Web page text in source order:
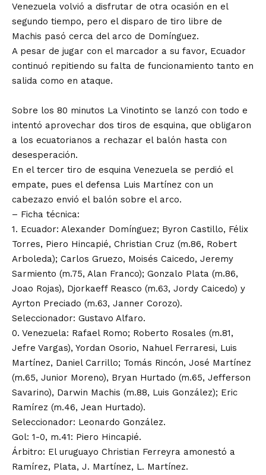
Venezuela volvió a disfrutar de otra ocasión en el
segundo tiempo, pero el disparo de tiro libre de
Machis pasó cerca del arco de Domínguez.
A pesar de jugar con el marcador a su favor, Ecuador
continuó repitiendo su falta de funcionamiento tanto en
salida como en ataque.
Sobre los 80 minutos La Vinotinto se lanzó con todo e
intentó aprovechar dos tiros de esquina, que obligaron
a los ecuatorianos a rechazar el balón hasta con
desesperación.
En el tercer tiro de esquina Venezuela se perdió el
empate, pues el defensa Luis Martínez con un
cabezazo envió el balón sobre el arco.
– Ficha técnica:
1. Ecuador: Alexander Domínguez; Byron Castillo, Félix
Torres, Piero Hincapié, Christian Cruz (m.86, Robert
Arboleda); Carlos Gruezo, Moisés Caicedo, Jeremy
Sarmiento (m.75, Alan Franco); Gonzalo Plata (m.86,
Joao Rojas), Djorkaeff Reasco (m.63, Jordy Caicedo) y
Ayrton Preciado (m.63, Janner Corozo).
Seleccionador: Gustavo Alfaro.
0. Venezuela: Rafael Romo; Roberto Rosales (m.81,
Jefre Vargas), Yordan Osorio, Nahuel Ferraresi, Luis
Martínez, Daniel Carrillo; Tomás Rincón, José Martínez
(m.65, Junior Moreno), Bryan Hurtado (m.65, Jefferson
Savarino), Darwin Machis (m.88, Luis González); Eric
Ramírez (m.46, Jean Hurtado).
Seleccionador: Leonardo González.
Gol: 1-0, m.41: Piero Hincapié.
Árbitro: El uruguayo Christian Ferreyra amonestó a
Ramírez, Plata, J. Martínez, L. Martínez.